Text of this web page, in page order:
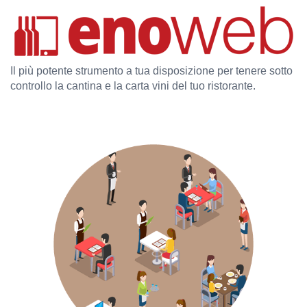
Il più potente strumento a tua disposizione per tenere sotto
controllo la cantina e la carta vini del tuo ristorante.